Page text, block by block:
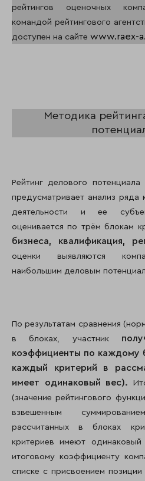
рейтингов оценочных
командой рейтингового
доступен на сайте www.raex-
Методика
Рейтинг делового
предусматривает анализ ряда
деятельности и ее
оценивается по трём блокам
бизнеса,
квалификация,
оценки выявляются
наибольшим деловым
По результатам сравнения
в блоках, участник
коэффициенты по каждому
каждый критерий в
имеет одинаковый вес).
(значение рейтингового
взвешенным
рассчитанных в блоках
критериев имеют
итоговому коэффициенту
списке с присвоением